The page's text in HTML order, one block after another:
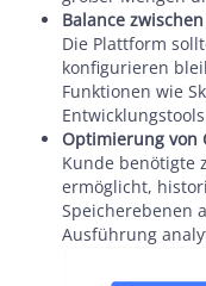
Balance
Die Plattform
konfigurieren
Funktionen wie
Optimierung von
Kunde benötigte
ermöglicht,
Speicherebenen
Ausführung